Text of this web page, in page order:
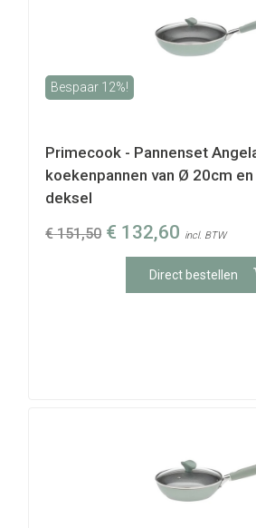
Bespaar 12%!
Primecook - Pannenset
koekenpannen van Ø 20cm
deksel
€ 151,50 € 132,60 incl. BTW
Direct bestellen